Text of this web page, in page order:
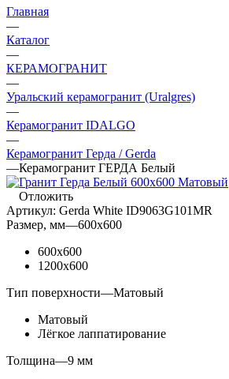
Главная
—
Каталог
—
КЕРАМОГРАНИТ
—
Уральский керамогранит (Uralgres)
—
Керамогранит IDALGO
—
Керамогранит Герда / Gerda
—Керамогранит ГЕРДА Белый
Отложить
Артикул: Gerda White ID9063G101MR
Размер, мм—600x600
600x600
1200x600
Тип поверхности—Матовый
Матовый
Лёгкое лаппатирование
Толщина—9 мм